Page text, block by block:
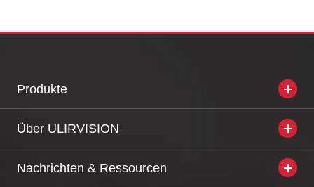
Produkte
Über ULIRVISION
Nachrichten & Ressourcen